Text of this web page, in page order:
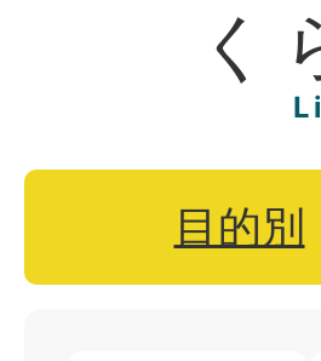
2026年08月03
「めざせ！！
く
目的別